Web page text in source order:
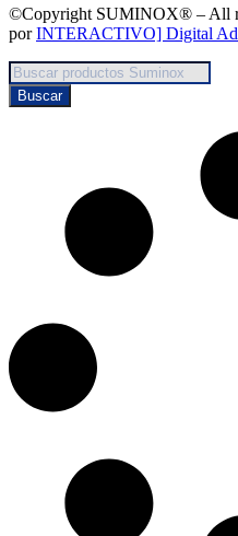
©Copyright SUMINOX® – All
porINTERACTIVO] Digital
Búsqueda
de
productos
Buscar